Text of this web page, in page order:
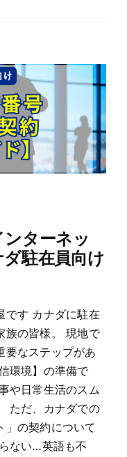
ターネッ
ダ駐在員向け
です カナダに駐在
族の皆様。 現地で
要なステップがあ
環境】の準備で
や日常生活のスム
ただ、カナダでの
」の契約について
ない…英語も不